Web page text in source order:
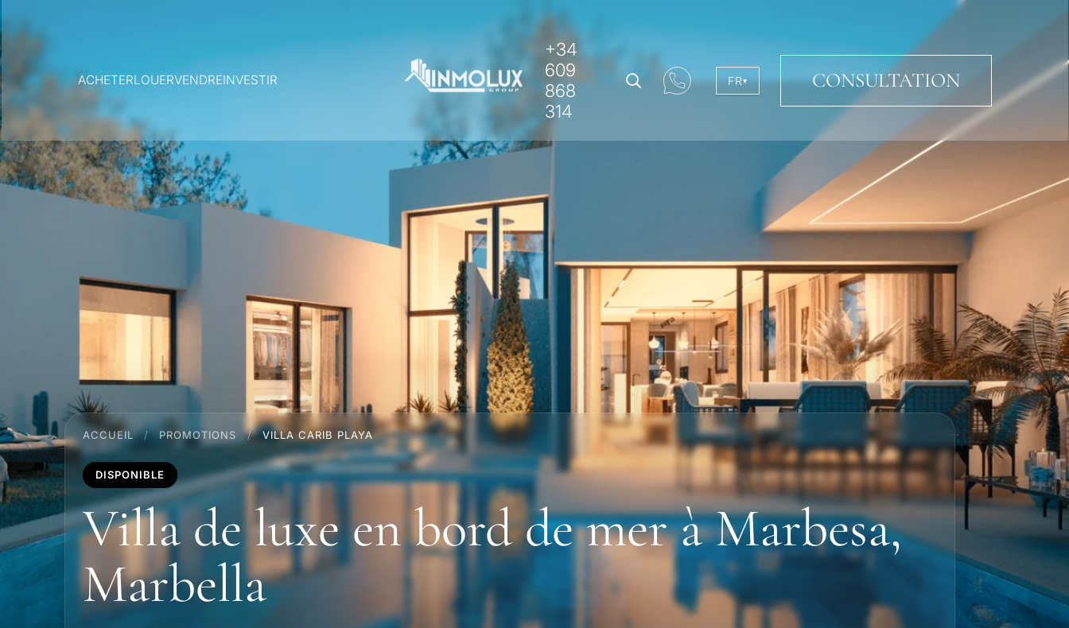
ACHETERLOUERVENDREINVESTIR
+34
609
868
314
FR▾ CONSULTATION
ACCUEIL / PROMOTIONS / VILLA CARIB PLAYA
DISPONIBLE
Villa de luxe en bord de mer à Marbesa,
Marbella